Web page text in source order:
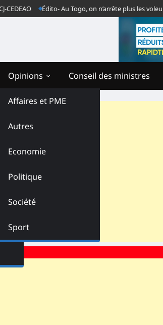
Édito- Au Togo, on n’arrête plus les voleurs, on
Opinions
Affaires et PME
Autres
Economie
Politique
Société
Sport
Conseil des ministres